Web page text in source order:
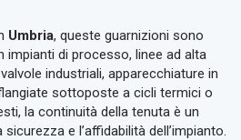
Umbria, queste guarnizioni sono
impianti di processo, linee ad alta
industriali, apparecchiature in
sottoposte a cicli termici o
la continuità della tenuta è un
e l’affidabilità dell’impianto.